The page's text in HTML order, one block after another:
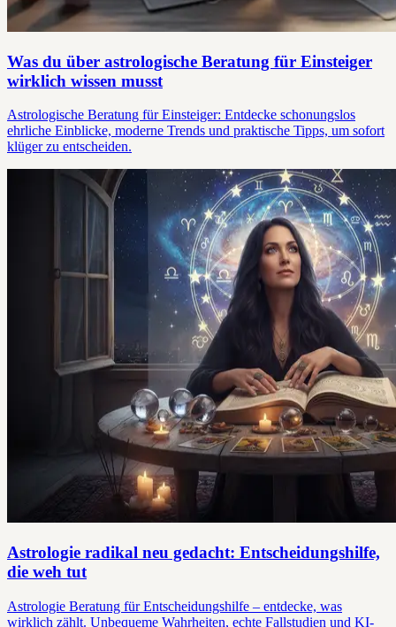
Was du über astrologische Beratung für Einsteiger
wirklich wissen musst
Astrologische Beratung für Einsteiger: Entdecke schonungslos
ehrliche Einblicke, moderne Trends und praktische Tipps, um sofort
klüger zu entscheiden.
Astrologie radikal neu gedacht: Entscheidungshilfe,
die weh tut
Astrologie Beratung für Entscheidungshilfe – entdecke, was
wirklich zählt. Unbequeme Wahrheiten, echte Fallstudien und KI-